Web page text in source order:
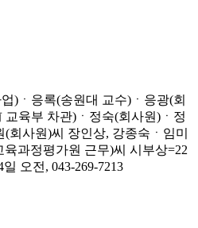
)ㆍ응록(송원대 교수)ㆍ응광(회
육부 차관)ㆍ정숙(회사원)ㆍ정
회사원)씨 장인상, 강종숙ㆍ임미
과정평가원 근무)씨 시부상=22
오전, 043-269-7213